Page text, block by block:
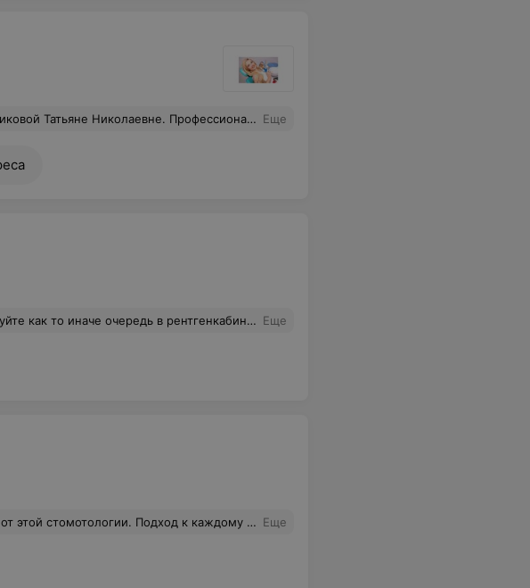
своего дела, внимательная, тактичная, скрупулезная. Рекомендую Еще
по записи, например. 4 часа в очереди и это я еще не попала на снимок. Еще
стамотологии, что сдедать панарамный снимок или определенного зубы. Мне делали удаление кисты, зуба, а также лечение 4-х зубов и установка моста металлокерамики (4 зуба)и еще коронка на 1 зуб металическая. И за все это я отдала 15 тыс русских рублей. Еще